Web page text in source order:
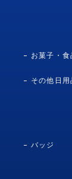
お菓子・食
その他日
バッジ